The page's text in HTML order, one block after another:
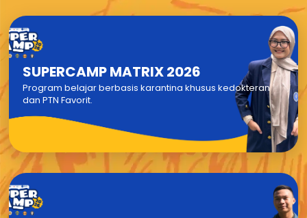
SUPERCAMP MATRIX 2026
Program belajar berbasis karantina khusus kedokteran
dan PTN Favorit.